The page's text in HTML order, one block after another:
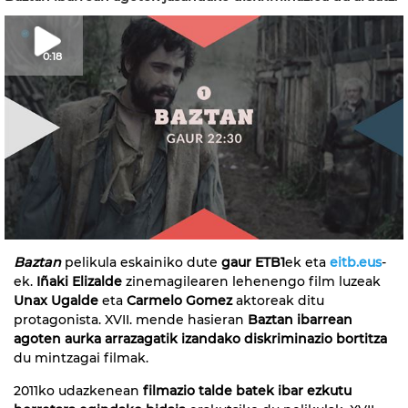
0:18
Baztan pelikula eskainiko dute gaur ETB1ek eta eitb.eus-
ek. Iñaki Elizalde zinemagilearen lehenengo film luzeak
Unax Ugalde eta Carmelo Gomezaktoreak ditu
protagonista. XVII. mende hasieran Baztan ibarrean
agoten aurka arrazagatik izandako diskriminazio bortitza
du mintzagai filmak.
2011ko udazkenean filmazio talde batek ibar ezkutu